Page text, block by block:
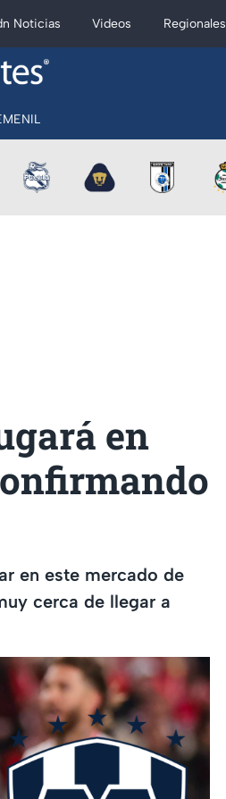
Noticias Videos Regionales
en
en este mercado de
cerca de llegar a